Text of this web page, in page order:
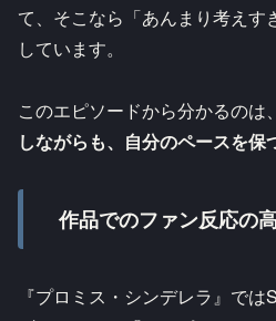
て、そこなら「あんまり考えす
しています。​
このエピソードから分かるのは、
しながらも、自分のペースを保
作品でのファン反応の
『プロミス・シンデレラ』で